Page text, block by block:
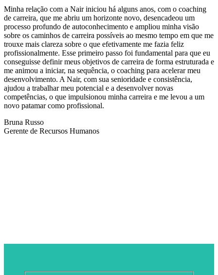
Minha relação com a Nair iniciou há alguns anos, com o coaching
de carreira, que me abriu um horizonte novo, desencadeou um
processo profundo de autoconhecimento e ampliou minha visão
sobre os caminhos de carreira possíveis ao mesmo tempo em que me
trouxe mais clareza sobre o que efetivamente me fazia feliz
profissionalmente. Esse primeiro passo foi fundamental para que eu
conseguisse definir meus objetivos de carreira de forma estruturada e
me animou a iniciar, na sequência, o coaching para acelerar meu
desenvolvimento. A Nair, com sua senioridade e consistência,
ajudou a trabalhar meu potencial e a desenvolver novas
competências, o que impulsionou minha carreira e me levou a um
novo patamar como profissional.
Bruna Russo
Gerente de Recursos Humanos